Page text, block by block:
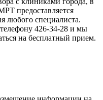
предоставляется
любого специалиста.
426-34-28 и мы
на бесплатный прием.